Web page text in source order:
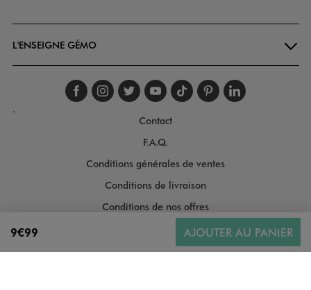
9€99 AJOUTER AU PANIER
L'ENSEIGNE GÉMO
Suivez-nous sur
Suivez-nous sur
Suivez-nous sur
Suivez-nous
Suivez-nous
Suivez-
.
Contact
F.A.Q.
Conditions générales de ventes
Conditions de livraison
Conditions de nos offres
Conditions générales d'utilisation
Politique de protection des données